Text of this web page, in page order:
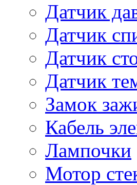
Датчик
Датчик
Датчик
Датчик
Замок
Кабель
Лампочки
Мотор